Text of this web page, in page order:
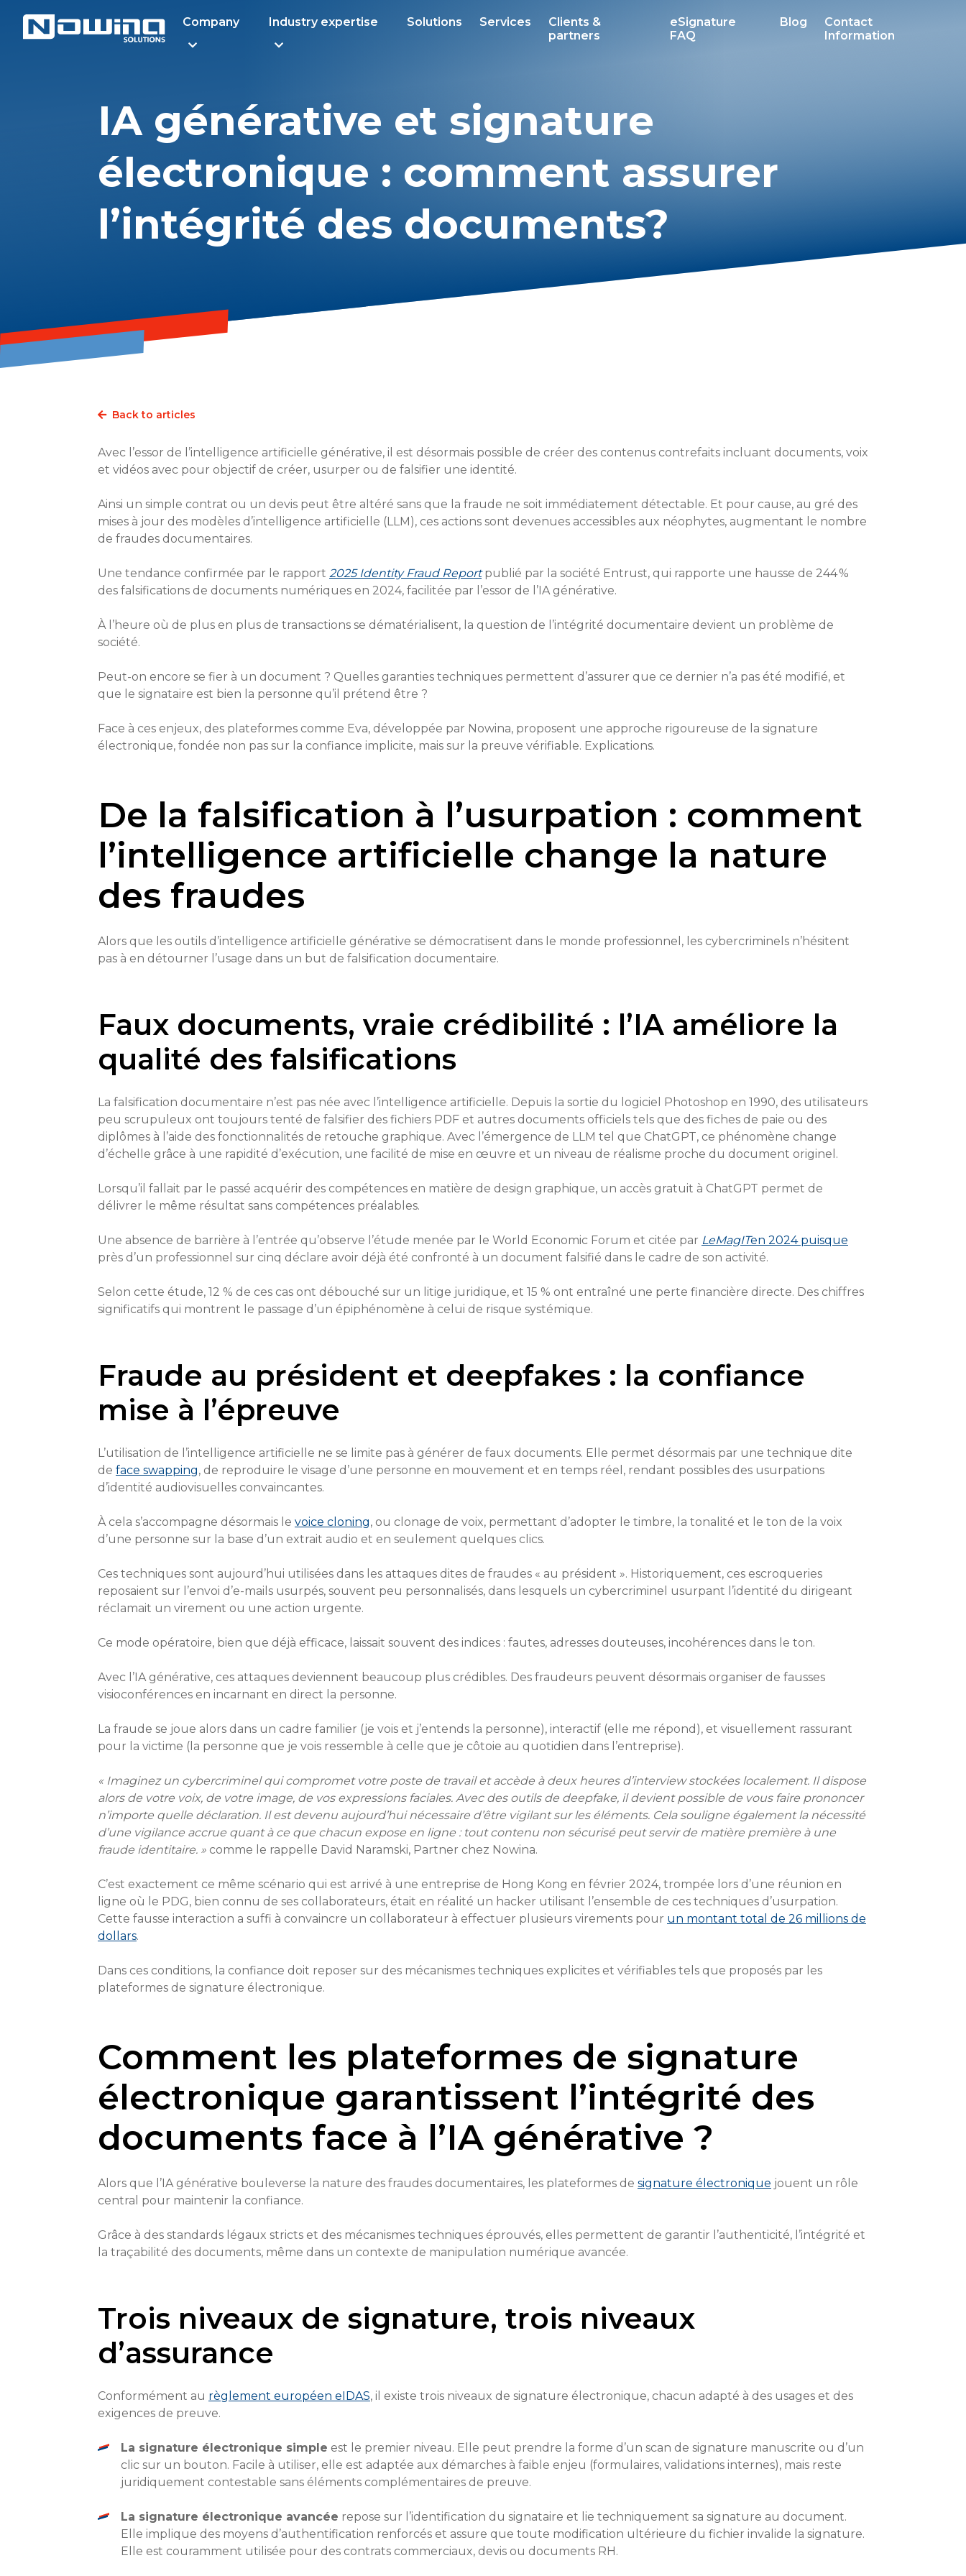
Company Industry expertise Solutions Services
Clients &
partners
eSignature
FAQ
Blog
Contact
Information
IA générative et signature
électronique : comment assurer
l’intégrité des documents?
Back to articles
Avec l’essor de l’intelligence artificielle générative, il est désormais possible de créer des contenus contrefaits incluant documents, voix
et vidéos avec pour objectif de créer, usurper ou de falsifier une identité.
Ainsi un simple contrat ou un devis peut être altéré sans que la fraude ne soit immédiatement détectable. Et pour cause, au gré des
mises à jour des modèles d’intelligence artificielle (LLM), ces actions sont devenues accessibles aux néophytes, augmentant le nombre
de fraudes documentaires.
Une tendance confirmée par le rapport 2025 Identity Fraud Reportpublié par la société Entrust, qui rapporte une hausse de 244 %
des falsifications de documents numériques en 2024, facilitée par l’essor de l’IA générative.
À l’heure où de plus en plus de transactions se dématérialisent, la question de l’intégrité documentaire devient un problème de
société.
Peut-on encore se fier à un document ? Quelles garanties techniques permettent d’assurer que ce dernier n’a pas été modifié, et
que le signataire est bien la personne qu’il prétend être ?
Face à ces enjeux, des plateformes comme Eva, développée par Nowina, proposent une approche rigoureuse de la signature
électronique, fondée non pas sur la confiance implicite, mais sur la preuve vérifiable. Explications.
De la falsification à l’usurpation : comment
l’intelligence artificielle change la nature
des fraudes
Alors que les outils d’intelligence artificielle générative se démocratisent dans le monde professionnel, les cybercriminels n’hésitent
pas à en détourner l’usage dans un but de falsification documentaire.
Faux documents, vraie crédibilité : l’IA améliore la
qualité des falsifications
La falsification documentaire n’est pas née avec l’intelligence artificielle. Depuis la sortie du logiciel Photoshop en 1990, des utilisateurs
peu scrupuleux ont toujours tenté de falsifier des fichiers PDF et autres documents officiels tels que des fiches de paie ou des
diplômes à l’aide des fonctionnalités de retouche graphique. Avec l’émergence de LLM tel que ChatGPT, ce phénomène change
d’échelle grâce à une rapidité d’exécution, une facilité de mise en œuvre et un niveau de réalisme proche du document originel.
Lorsqu’il fallait par le passé acquérir des compétences en matière de design graphique, un accès gratuit à ChatGPT permet de
délivrer le même résultat sans compétences préalables.
Une absence de barrière à l’entrée qu’observe l’étude menée par le World Economic Forum et citée par LeMagITen 2024 puisque
près d’un professionnel sur cinq déclare avoir déjà été confronté à un document falsifié dans le cadre de son activité.
Selon cette étude, 12 % de ces cas ont débouché sur un litige juridique, et 15 % ont entraîné une perte financière directe. Des chiffres
significatifs qui montrent le passage d’un épiphénomène à celui de risque systémique.
Fraude au président et deepfakes : la confiance
mise à l’épreuve
L’utilisation de l’intelligence artificielle ne se limite pas à générer de faux documents. Elle permet désormais par une technique dite
de face swapping, de reproduire le visage d’une personne en mouvement et en temps réel, rendant possibles des usurpations
d’identité audiovisuelles convaincantes.
À cela s’accompagne désormais le voice cloning, ou clonage de voix, permettant d’adopter le timbre, la tonalité et le ton de la voix
d’une personne sur la base d’un extrait audio et en seulement quelques clics.
Ces techniques sont aujourd’hui utilisées dans les attaques dites de fraudes « au président ». Historiquement, ces escroqueries
reposaient sur l’envoi d’e-mails usurpés, souvent peu personnalisés, dans lesquels un cybercriminel usurpant l’identité du dirigeant
réclamait un virement ou une action urgente.
Ce mode opératoire, bien que déjà efficace, laissait souvent des indices : fautes, adresses douteuses, incohérences dans le ton.
Avec l’IA générative, ces attaques deviennent beaucoup plus crédibles. Des fraudeurs peuvent désormais organiser de fausses
visioconférences en incarnant en direct la personne.
La fraude se joue alors dans un cadre familier (je vois et j’entends la personne), interactif (elle me répond), et visuellement rassurant
pour la victime (la personne que je vois ressemble à celle que je côtoie au quotidien dans l’entreprise).
« Imaginez un cybercriminel qui compromet votre poste de travail et accède à deux heures d’interview stockées localement. Il dispose
alors de votre voix, de votre image, de vos expressions faciales. Avec des outils de deepfake, il devient possible de vous faire prononcer
n’importe quelle déclaration. Il est devenu aujourd’hui nécessaire d’être vigilant sur les éléments. Cela souligne également la nécessité
d’une vigilance accrue quant à ce que chacun expose en ligne : tout contenu non sécurisé peut servir de matière première à une
fraude identitaire. » comme le rappelle David Naramski, Partner chez Nowina.
C’est exactement ce même scénario qui est arrivé à une entreprise de Hong Kong en février 2024, trompée lors d’une réunion en
ligne où le PDG, bien connu de ses collaborateurs, était en réalité un hacker utilisant l’ensemble de ces techniques d’usurpation.
Cette fausse interaction a suffi à convaincre un collaborateur à effectuer plusieurs virements pour un montant total de 26 millions de
dollars.
Dans ces conditions, la confiance doit reposer sur des mécanismes techniques explicites et vérifiables tels que proposés par les
plateformes de signature électronique.
Comment les plateformes de signature
électronique garantissent l’intégrité des
documents face à l’IA générative ?
Alors que l’IA générative bouleverse la nature des fraudes documentaires, les plateformes de signature électronique jouent un rôle
central pour maintenir la confiance.
Grâce à des standards légaux stricts et des mécanismes techniques éprouvés, elles permettent de garantir l’authenticité, l’intégrité et
la traçabilité des documents, même dans un contexte de manipulation numérique avancée.
Trois niveaux de signature, trois niveaux
d’assurance
Conformément au règlement européen eIDAS, il existe trois niveaux de signature électronique, chacun adapté à des usages et des
exigences de preuve.
La signature électronique simple est le premier niveau. Elle peut prendre la forme d’un scan de signature manuscrite ou d’un
clic sur un bouton. Facile à utiliser, elle est adaptée aux démarches à faible enjeu (formulaires, validations internes), mais reste
juridiquement contestable sans éléments complémentaires de preuve.
La signature électronique avancée repose sur l’identification du signataire et lie techniquement sa signature au document.
Elle implique des moyens d’authentification renforcés et assure que toute modification ultérieure du fichier invalide la signature.
Elle est couramment utilisée pour des contrats commerciaux, devis ou documents RH.